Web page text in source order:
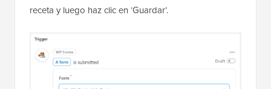
receta y luego haz clic en ‘Guardar’.